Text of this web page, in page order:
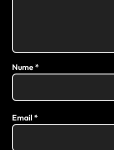
Nume*
Email *